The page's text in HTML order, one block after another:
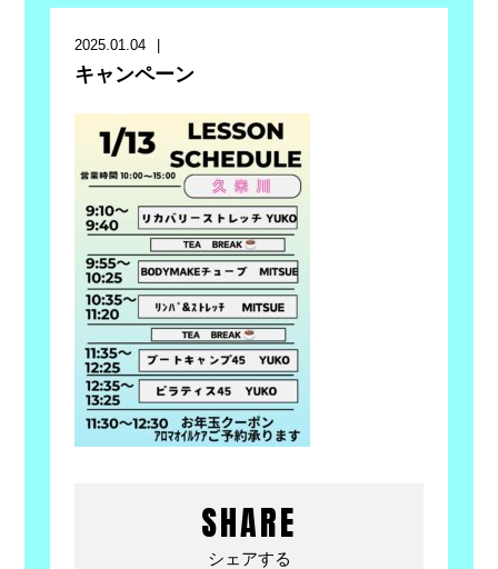
2025.01.04
キャンペーン
SHARE
シェアする